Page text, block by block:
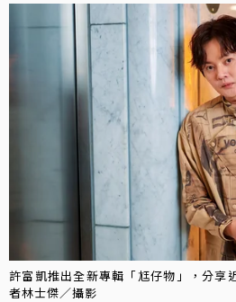
許富凱推出全新專輯「尪仔物」，分享
者林士傑／攝影